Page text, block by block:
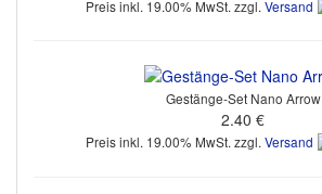
Preis inkl. 19.00% MwSt. zzgl. Versand
Gestänge-Set Nano Arrow
2.40 €
Preis inkl. 19.00% MwSt. zzgl. Versand